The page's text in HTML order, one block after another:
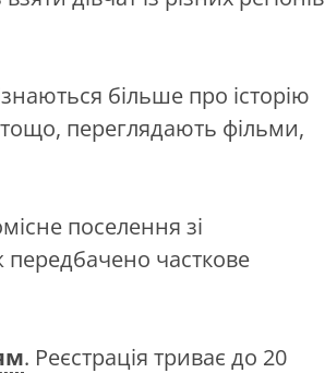
більше про історію
переглядають фільми,
поселення зі
часткове
. Реєстрація триває до 20